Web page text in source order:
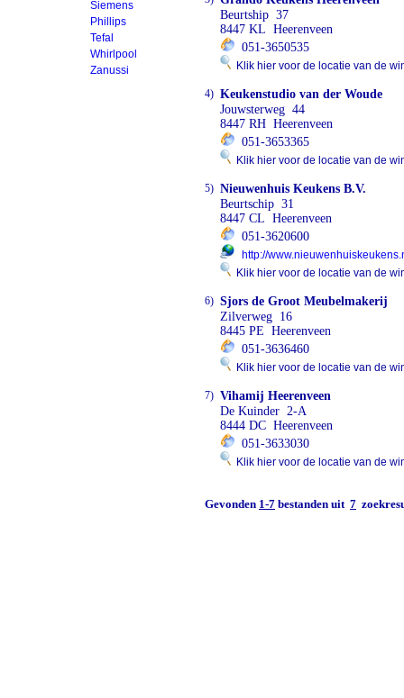
Siemens
Phillips
Tefal
Whirlpool
Zanussi
Beurtship 37
8447 KL Heerenveen
051-3650535
Klik hier voor de locatie van de
4) Keukenstudio van der Woude
Jouwsterweg 44
8447 RH Heerenveen
051-3653365
Klik hier voor de locatie van de
5) Nieuwenhuis Keukens B.V.
Beurtschip 31
8447 CL Heerenveen
051-3620600
http://
Klik hier voor de locatie van de
6) Sjors de Groot Meubelmakerij
Zilverweg 16
8445 PE Heerenveen
051-3636460
Klik hier voor de locatie van de
7) Vihamij Heerenveen
De Kuinder 2-A
8444 DC Heerenveen
051-3633030
Klik hier voor de locatie van de
Gevonden 1-7 bestanden uit 7